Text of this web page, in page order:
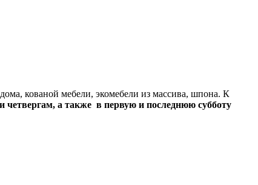
кованой мебели, экомебели из массива, шпона. К
четвергам, а также в первую и последнюю субботу